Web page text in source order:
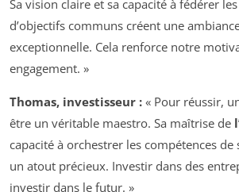
Sa vision claire et sa capacité à fédérer
d’objectifs communs créent une
exceptionnelle. Cela renforce notre
engagement. »
Thomas, investisseur : « Pour réussir,
être un véritable maestro. Sa maîtrise de
capacité à orchestrer les compétences
un atout précieux. Investir dans des
investir dans le futur. »